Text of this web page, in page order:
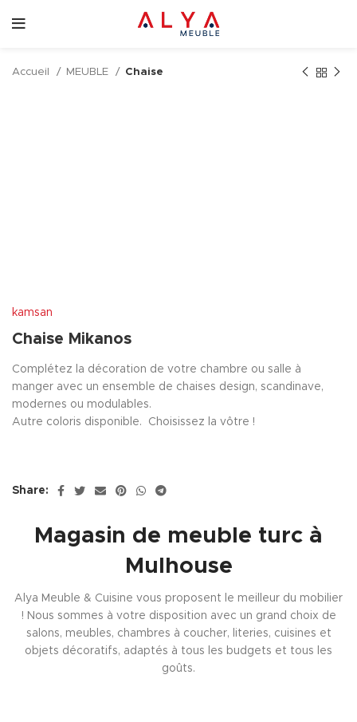
Accueil MEUBLE Chaise
kamsan
Chaise Mikanos
Complétez la décoration de votre chambre ou salle à
manger avec un ensemble de chaises design, scandinave,
modernes ou modulables.
Autre coloris disponible. Choisissez la vôtre !
Share:
Magasin de meuble turc à
Mulhouse
Alya Meuble & Cuisine vous proposent le meilleur du mobilier
! Nous sommes à votre disposition avec un grand choix de
salons, meubles, chambres à coucher, literies, cuisines et
objets décoratifs, adaptés à tous les budgets et tous les
goûts.